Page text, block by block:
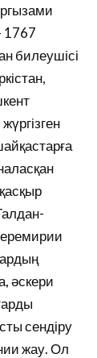
1767
билеушісі
әскери
сендіру
жау. Ол